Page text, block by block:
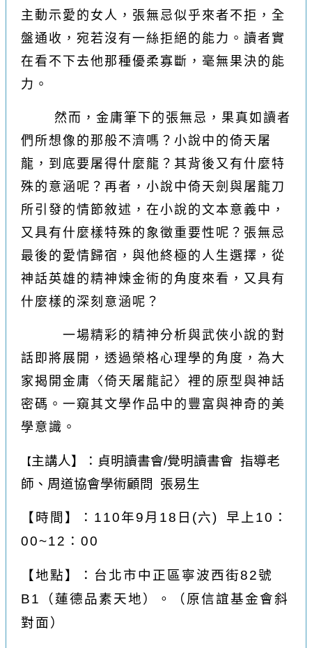
主動示愛的女人，張無忌似乎來者不拒，全
盤通收，宛若沒有一絲拒絕的能力。讀者實
在看不下去他那種優柔寡斷，毫無果決的能
力。
然而，金庸筆下的張無忌，果真如讀者
們所想像的那般不濟嗎？小說中的倚天屠
龍，到底要屠得什麼龍？其背後又有什麼特
殊的意涵呢？再者，小說中倚天劍與屠龍刀
所引發的情節敘述，在小說的文本意義中，
又具有什麼樣特殊的象徵重要性呢？張無忌
最後的愛情歸宿，與他終極的人生選擇，從
神話英雄的精神煉金術的角度來看，又具有
什麼樣的深刻意涵呢？
一場精彩的精神分析與武俠小說的對
話即將展開，透過榮格心理學的角度，為大
家揭開金庸〈倚天屠龍記〉裡的原型與神話
密碼。一窺其文學作品中的豐富與神奇的美
學意識。
【主講人】
：貞明讀書會/覺明讀書會 指導老
師、周道協會學術顧問 張易生
【 時間 】
：110年9月18日(六) 早上10：
00~12：00
【地點 】
：台北市中正區寧波西街82號
B1（蓮德品素天地）。（原信誼基金會斜
對面）